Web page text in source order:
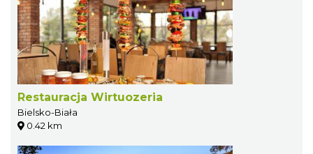
Restauracja Wirtuozeria
Bielsko-Biała
0.42 km